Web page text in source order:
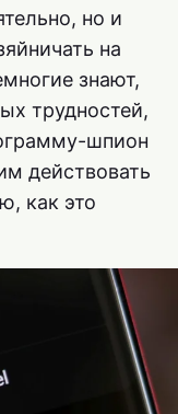
но и
на
знают,
трудностей,
шпион
действовать
как это